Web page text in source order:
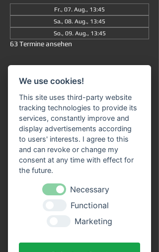
Fr., 07. Aug., 13:45
Sa., 08. Aug., 13:45
So., 09. Aug., 13:45
63 Termine ansehen
13:45 Uhr
: Die Fahrt dauert insgesamt ca.
90 Minuten (ohne Ausstieg) und führt Sie
von Miltenberg über Bürgstadt nach
Freudenberg
und wieder zurück.
Unser Fahrgastschiff "SIVOTA"
verfügt
über zwei großzügige Decks
. Genießen Sie
die Fahrt bei einem kühlen Getränk auf
unserem Freideck. Eine Streckenerklärung
erhalten Sie auf allen Schiffen der VPS-
Flotte. Unser freundliches Bordpersonal
freut sich schon, Sie an Bord begrüßen zu
We use cookies!
This site uses third-party website
tracking technologies to provide its
services, constantly improve and
display advertisements according
to users' interests. I agree to this
and can revoke or change my
consent at any time with effect for
the future.
Necessary
Functional
Marketing